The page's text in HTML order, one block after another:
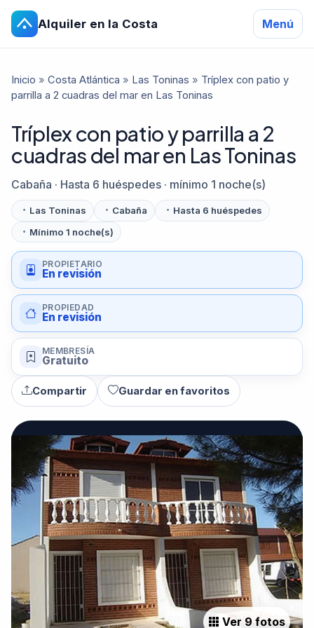
Alquiler en la Costa Menú
Inicio » Costa Atlántica » Las Toninas » Tríplex con patio y
parrilla a 2 cuadras del mar en Las Toninas
Tríplex con patio y parrilla a 2
cuadras del mar en Las Toninas
Cabaña · Hasta 6 huéspedes · mínimo 1 noche(s)
Las Toninas Cabaña
Hasta 6 huéspedes
Mínimo 1 noche(s)
PROPIETARIO
En revisión
PROPIEDAD
En revisión
MEMBRESÍA
Gratuito
Compartir Guardar en favoritos
Ver 9 fotos